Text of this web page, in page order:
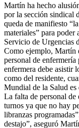
Martín ha hecho
por la sección sindical
queda de manifiesto
materiales” para poder
Servicio de Urgencias
Como ejemplo, Martín
personal de
enfermera debe asistir
como del residente,
Mundial de la Salud es
La falta de personal
turnos ya que no hay
libranzas
destajo”, aseguró